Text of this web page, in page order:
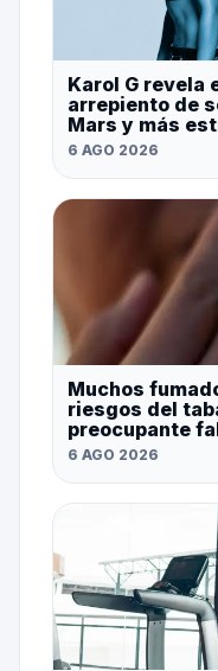
Karol G revela
arrepiento de
Mars y más
6 AGO 2026
Muchos
riesgos del
preocupante
6 AGO 2026